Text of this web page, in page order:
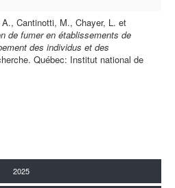
Cantinotti, M., Chayer, L. et
de fumer en établissements de
des individus et des
Québec: Institut national de
2025